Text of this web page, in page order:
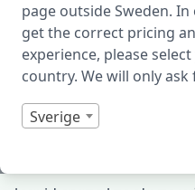
page outside Sweden.
get the correct pricing
experience, please
country. We will only
Sverige
Upptäck friheten med
kan placeras var som
eluttag. Dessa lampor
batteridrivna nattlampor
erbjuder flexibel och
finns där du behöver